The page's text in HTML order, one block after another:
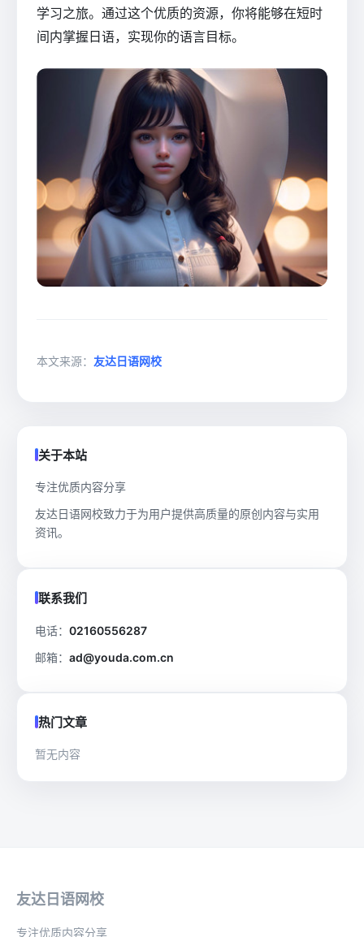
学习之旅。通过这个优质的资源，你将能够在短时
间内掌握日语，实现你的语言目标。
本文来源： 友达日语网校
关于本站
专注优质内容分享
友达日语网校致力于为用户提供高质量的原创内容与实用
资讯。
联系我们
电话： 02160556287
邮箱： ad@youda.com.cn
热门文章
暂无内容
友达日语网校
专注优质内容分享